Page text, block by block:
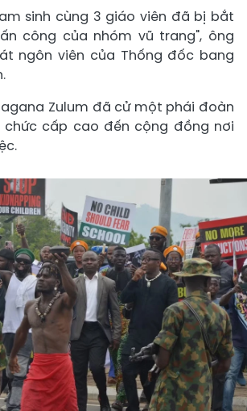
sinh cùng 3 giáo viên đã bị bắt
công của nhóm vũ trang", ông
ngôn viên của Thống đốc bang
Zulum đã cử một phái đoàn
cấp cao đến cộng đồng nơi